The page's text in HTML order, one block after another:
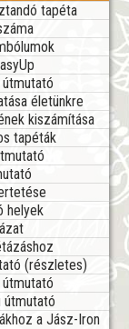
tapéta
életünkre
kiszámítása
tapéták
helyek
(részletes)
útmutató
a Jász-Iron